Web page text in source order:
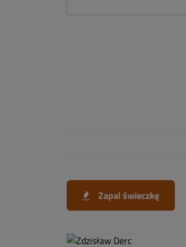
Zapal świeczkę